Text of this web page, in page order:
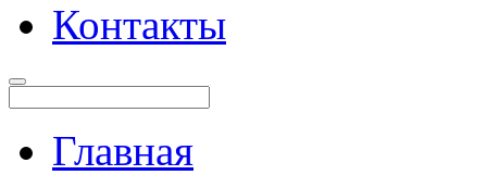
Контакты
Главная